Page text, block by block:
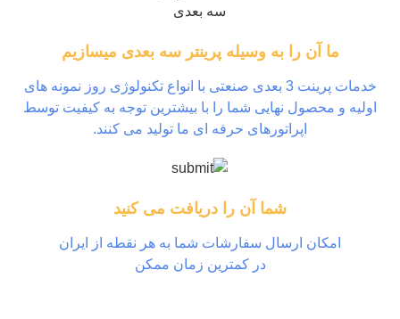
ما آن را به وسیله پرینتر سه بعدی میسازیم
خدمات پرینت 3 بعدی صنعتی با انواع تکنولوژی روز نمونه های
و محصول نهایی شما را با بیشترین توجه به کیفیت توسط
اپراتورهای حرفه ای ما تولید می کنند.
شما آن را دریافت می کنید
امکان ارسال سفارشات شما به هر نقطه از ایران
در کمترین زمان ممکن